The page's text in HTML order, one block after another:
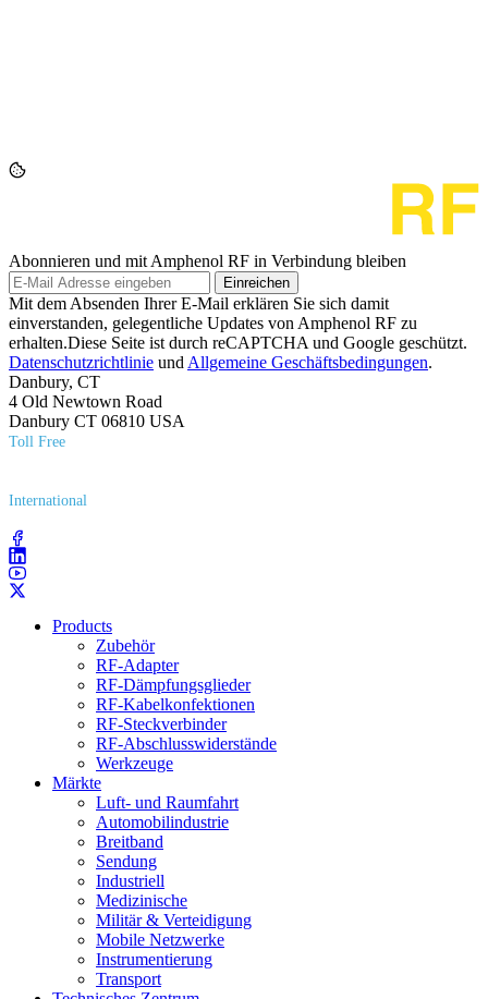
Abonnieren und mit Amphenol RF in Verbindung bleiben
Einreichen
Mit dem Absenden Ihrer E-Mail erklären Sie sich damit
einverstanden, gelegentliche Updates von Amphenol RF zu
erhalten.Diese Seite ist durch reCAPTCHA und Google geschützt.
Datenschutzrichtlinie und Allgemeine Geschäftsbedingungen.
Danbury, CT
4 Old Newtown Road
Danbury CT 06810 USA
Toll Free
International
Products
Zubehör
RF-Adapter
RF-Dämpfungsglieder
RF-Kabelkonfektionen
RF-Steckverbinder
RF-Abschlusswiderstände
Werkzeuge
Märkte
Luft- und Raumfahrt
Automobilindustrie
Breitband
Sendung
Industriell
Medizinische
Militär & Verteidigung
Mobile Netzwerke
Instrumentierung
Transport